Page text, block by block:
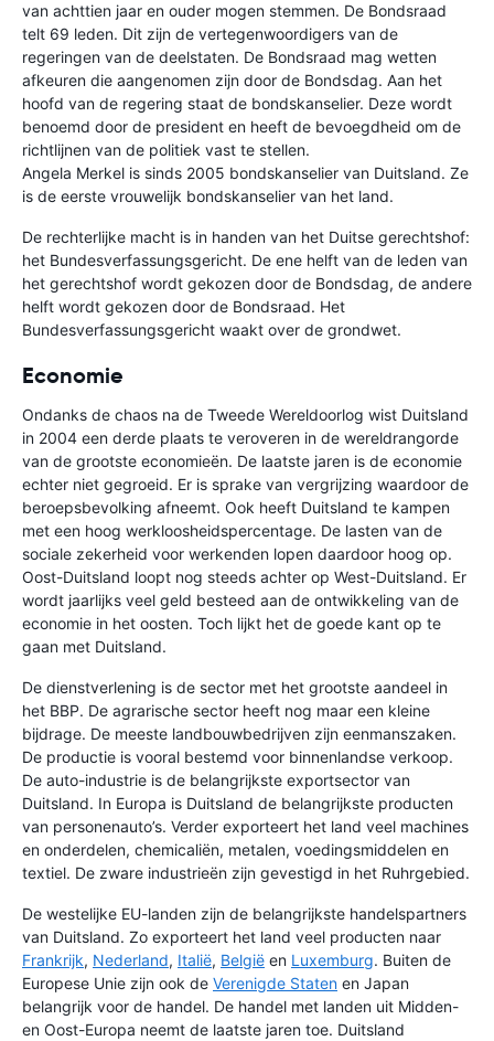
van achttien jaar en ouder mogen stemmen. De Bondsraad
telt 69 leden. Dit zijn de vertegenwoordigers van de
regeringen van de deelstaten. De Bondsraad mag wetten
afkeuren die aangenomen zijn door de Bondsdag. Aan het
hoofd van de regering staat de bondskanselier. Deze wordt
benoemd door de president en heeft de bevoegdheid om de
richtlijnen van de politiek vast te stellen.
Angela Merkel is sinds 2005 bondskanselier van Duitsland. Ze
is de eerste vrouwelijk bondskanselier van het land.
De rechterlijke macht is in handen van het Duitse gerechtshof:
het Bundesverfassungsgericht. De ene helft van de leden van
het gerechtshof wordt gekozen door de Bondsdag, de andere
helft wordt gekozen door de Bondsraad. Het
Bundesverfassungsgericht waakt over de grondwet.
Economie
Ondanks de chaos na de Tweede Wereldoorlog wist Duitsland
in 2004 een derde plaats te veroveren in de wereldrangorde
van de grootste economieën. De laatste jaren is de economie
echter niet gegroeid. Er is sprake van vergrijzing waardoor de
beroepsbevolking afneemt. Ook heeft Duitsland te kampen
met een hoog werkloosheidspercentage. De lasten van de
sociale zekerheid voor werkenden lopen daardoor hoog op.
Oost-Duitsland loopt nog steeds achter op West-Duitsland. Er
wordt jaarlijks veel geld besteed aan de ontwikkeling van de
economie in het oosten. Toch lijkt het de goede kant op te
gaan met Duitsland.
De dienstverlening is de sector met het grootste aandeel in
het BBP. De agrarische sector heeft nog maar een kleine
bijdrage. De meeste landbouwbedrijven zijn eenmanszaken.
De productie is vooral bestemd voor binnenlandse verkoop.
De auto-industrie is de belangrijkste exportsector van
Duitsland. In Europa is Duitsland de belangrijkste producten
van personenauto’s. Verder exporteert het land veel machines
en onderdelen, chemicaliën, metalen, voedingsmiddelen en
textiel. De zware industrieën zijn gevestigd in het Ruhrgebied.
De westelijke EU-landen zijn de belangrijkste handelspartners
van Duitsland. Zo exporteert het land veel producten naar
Frankrijk, Nederland, Italië, België en Luxemburg. Buiten de
Europese Unie zijn ook de Verenigde Staten en Japan
belangrijk voor de handel. De handel met landen uit Midden-
en Oost-Europa neemt de laatste jaren toe. Duitsland